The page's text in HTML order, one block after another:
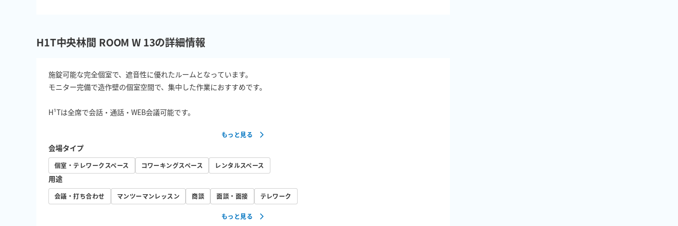
H1T中央林間 ROOM W 13の詳細情報
施錠可能な完全個室で、遮音性に優れたルームとなっています。
モニター完備で造作壁の個室空間で、集中した作業におすすめです。
H¹Tは全席で会話・通話・WEB会議可能です。
もっと見る
会場タイプ
個室・テレワークスペース コワーキングスペース レンタルスペース
用途
会議・打ち合わせ マンツーマンレッスン 商談 面談・面接 テレワーク
もっと見る